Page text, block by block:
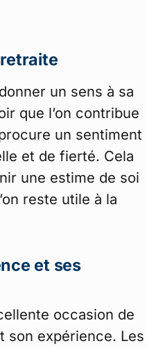
un sens à sa
que l’on contribue
un sentiment
et de fierté. Cela
une estime de soi
reste utile à la
et ses
occasion de
son expérience. Les